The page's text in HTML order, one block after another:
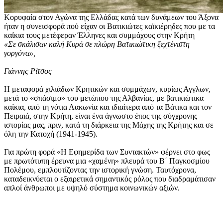
Κορυφαία στον Αγώνα της Ελλάδας κατά των δυνάμεων του Άξονα
ήταν η συνεισφορά πού είχαν οι Βατικιώτες καϊκιέρηδες που με τα
καΐκια τους μετέφεραν Έλληνες και συμμάχους στην Κρήτη
«Σε σκάλισαν καλή Κυρά σε πλώρη Βατικιώτικη ξεχτένιστη
γοργόνα»,
Γιάννης Ρίτσος
Η μεταφορά χιλιάδων Κρητικών και συμμάχων, κυρίως Αγγλων,
μετά το «σπάσιμο» του μετώπου της Αλβανίας, με βατικιώτικα
καΐκια, από τη νότια Λακωνία και ιδιαίτερα από τα Βάτικα και τον
Πειραιά, στην Κρήτη, είναι ένα άγνωστο έπος της σύγχρονης
ιστορίας μας, πριν, κατά τη διάρκεια της Μάχης της Κρήτης και σε
όλη την Κατοχή (1941-1945).
Για πρώτη φορά «Η Εφημερίδα των Συντακτών» φέρνει στο φως
με πρωτότυπη έρευνα μια «χαμένη» πλευρά του Β΄ Παγκοσμίου
Πολέμου, εμπλουτίζοντας την ιστορική γνώση. Ταυτόχρονα,
καταδεικνύεται ο εξαιρετικά σημαντικός ρόλος που διαδραμάτισαν
απλοί άνθρωποι με υψηλό σύστημα κοινωνικών αξιών.